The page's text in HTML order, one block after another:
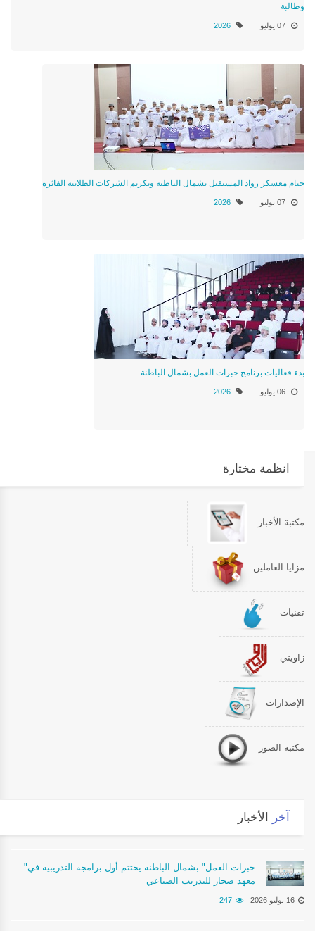
وطالبة
07 يوليو 2026
ختام معسكر رواد المستقبل بشمال الباطنة وتكريم الشركات الطلابية الفائزة
07 يوليو 2026
بدء فعاليات برنامج خبرات العمل بشمال الباطنة
06 يوليو 2026
انظمة مختارة
مكتبة الأخبار
مزايا العاملين
تقنيات
زاويتي
الإصدارات
مكتبة الصور
آخرالأخبار
"خبرات العمل" بشمال الباطنة يختتم أول برامجه التدريبية في
معهد صحار للتدريب الصناعي
16 يوليو 2026 247